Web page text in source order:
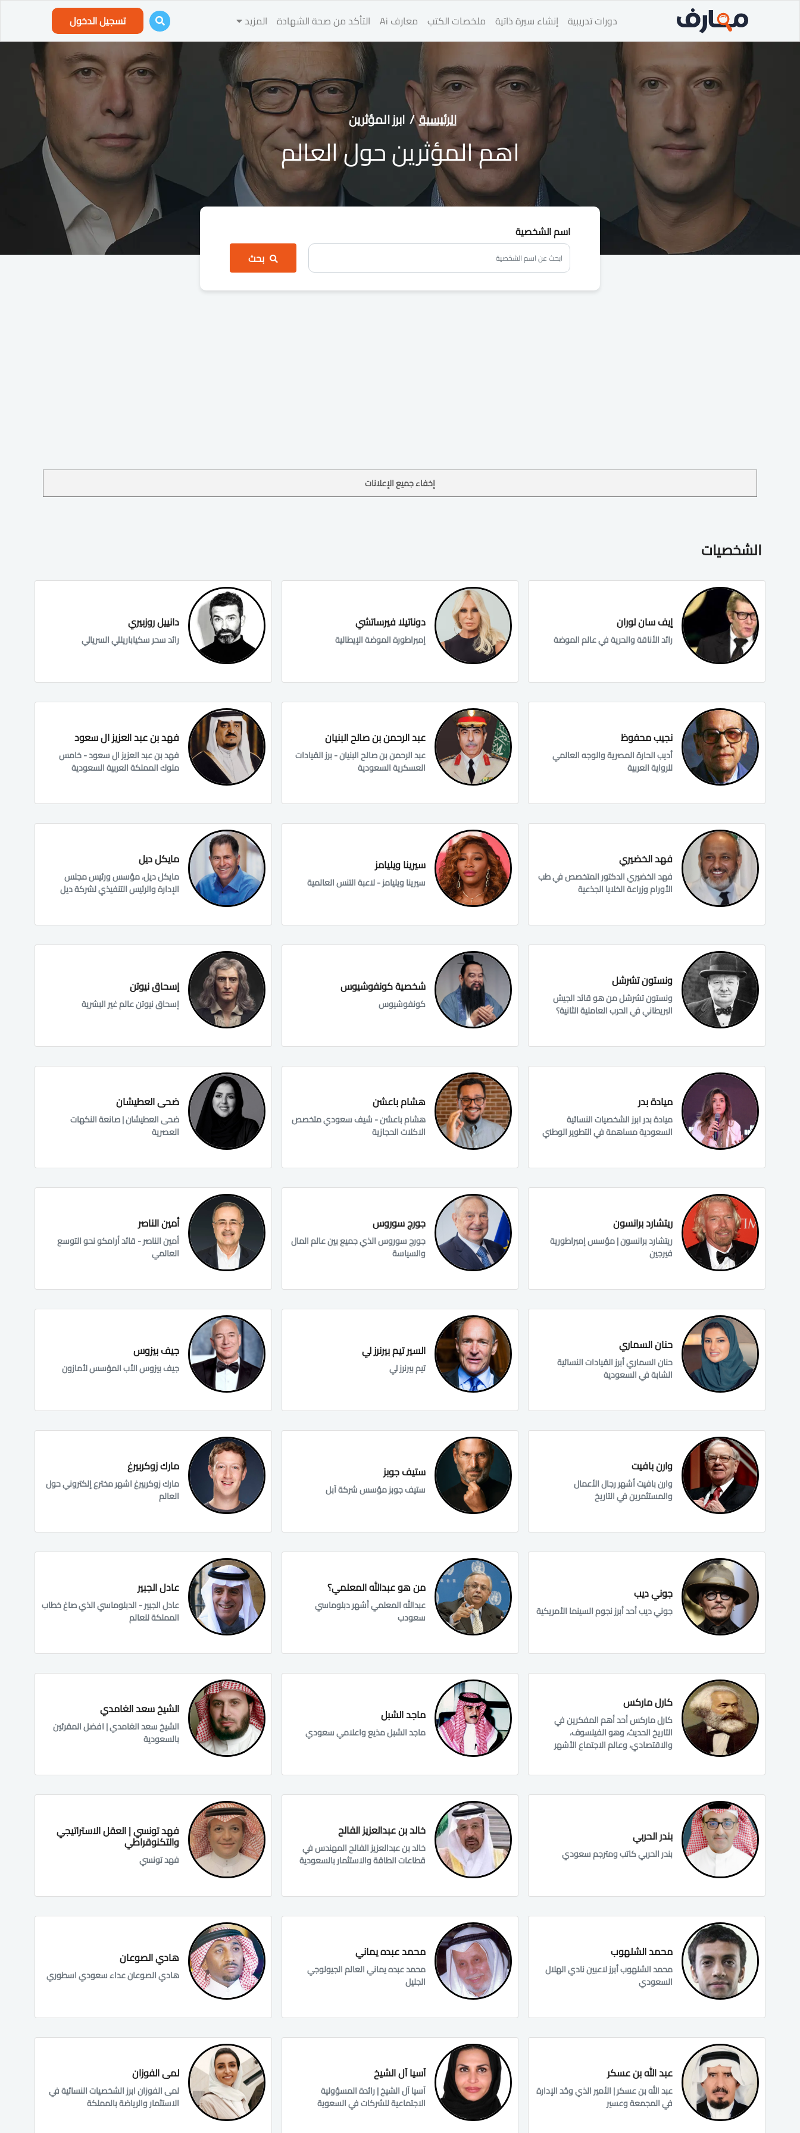
دورات تدريبية إنشاء سيرة ذاتية ملخصات الكتب معارف Ai التأكد من صحة الشهادة المزيد تسجيل الدخول
الرئيسية ابرز المؤثرين
اهم المؤثرين حول العالم
اسم الشخصية
بحث
إخفاء جميع الإعلانات
الشخصيات
إيف سان لوران
رائد الأناقة والحرية في عالم الموضة
دوناتيلا فيرساتشي
إمبراطورة الموضة الإيطالية
دانييل روزبيري
رائد سحر سكياباريللي السريالي
نجيب محفوظ
أديب الحارة المصرية والوجه العالمي
للرواية العربية
عبد الرحمن بن صالح البنيان
عبد الرحمن بن صالح البنيان - برز القيادات
العسكرية السعودية
فهد بن عبد العزيز ال سعود
فهد بن عبد العزيز ال سعود - خامس
ملوك المملكة العربية السعودية
فهد الخضيري
فهد الخضيري الدكتور المتخصص في طب
الأورام وزراعة الخلايا الجذعية
سيرينا ويليامز
سيرينا ويليامز - لاعبة التنس العالمية
مايكل ديل
مايكل ديل، مؤسس ورئيس مجلس
الإدارة والرئيس التنفيذي لشركة ديل
ونستون تشرشل
ونستون تشرشل من هو قائد الجيش
البريطاني في الحرب العاملية الثانية؟
شخصية كونفوشيوس
كونفوشيوس
إسحاق نيوتن
إسحاق نيوتن عالم غير البشرية
ميادة بدر
ميادة بدر ابرز الشخصيات النسائية
السعودية مساهمة في التطوير الوطني
هشام باعشن
هشام باعشن - شيف سعودي متخصص
الاكلات الحجازية
ضحى العطيشان
ضحى العطيشان | صانعة النكهات
العصرية
ريتشارد برانسون
ريتشارد برانسون | مؤسس إمبراطورية
فيرجين
جورج سوروس
جورج سوروس الذي جميع بين عالم المال
والسياسة
أمين الناصر
أمين الناصر - قائد أرامكو نحو التوسع
العالمي
حنان السماري
حنان السماري أبرز القيادات النسائية
الشابة في السعودية
السير تيم بيرنرز لي
تيم بيرنرز لي
جيف بيزوس
جيف بيزوس الأب المؤسس لأمازون
وارن بافيت
وارن بافيت أشهر رجال الأعمال
والمستثمرين في التاريخ
ستيف جوبز
ستيف جوبز مؤسس شركة آبل
مارك زوكربيرغ
مارك زوكربيرغ اشهر مخترع إلكتروني حول
العالم
جوني ديب
جوني ديب أحد أبرز نجوم السينما الأمريكية
من هو عبدالله المعلمي؟
عبدالله المعلمي أشهر دبلوماسي
سعودب
عادل الجبير
عادل الجبير - الدبلوماسي الذي صاغ خطاب
المملكة للعالم
كارل ماركس
كارل ماركس أحد أهم المفكرين في
التاريخ الحديث، وهو الفيلسوف،
والاقتصادي، وعالم الاجتماع الأشهر
ماجد الشبل
ماجد الشبل مذيع واعلامي سعودي
الشيخ سعد الغامدي
الشيخ سعد الغامدي | افضل المقرئين
بالسعودية
بندر الحربي
بندر الحربي كاتب ومترجم سعودي
خالد بن عبدالعزيز الفالح
خالد بن عبدالعزيز الفالح المهندس في
قطاعات الطاقة والاستثمار بالسعودية
فهد تونسي | العقل الاستراتيجي
والتكنوقراطي
فهد تونسي
محمد الشلهوب
محمد الشلهوب أبرز لاعبين نادي الهلال
السعودي
محمد عبده يماني
محمد عبده يماني العالم الجيولوجي
الجليل
هادي الصوعان
هادي الصوعان عداء سعودي اسطوري
عبد الله بن عسكر
عبد الله بن عسكر | الأمير الذي وحّد الإدارة
في المجمعة وعسير
آسيا آل الشيخ
آسيا آل الشيخ | رائدة المسؤولية
الاجتماعية للشركات في السعوية
لمى الفوزان
لمى الفوزان ابرز الشخصيات النسائية في
الاستثمار والرياضة بالمملكة